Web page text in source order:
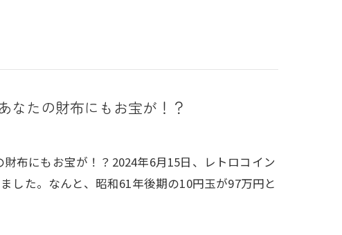
なたの財布にもお宝が！？
布にもお宝が！？2024年6月15日、レトロコイン
した。なんと、昭和61年後期の10円玉が97万円と